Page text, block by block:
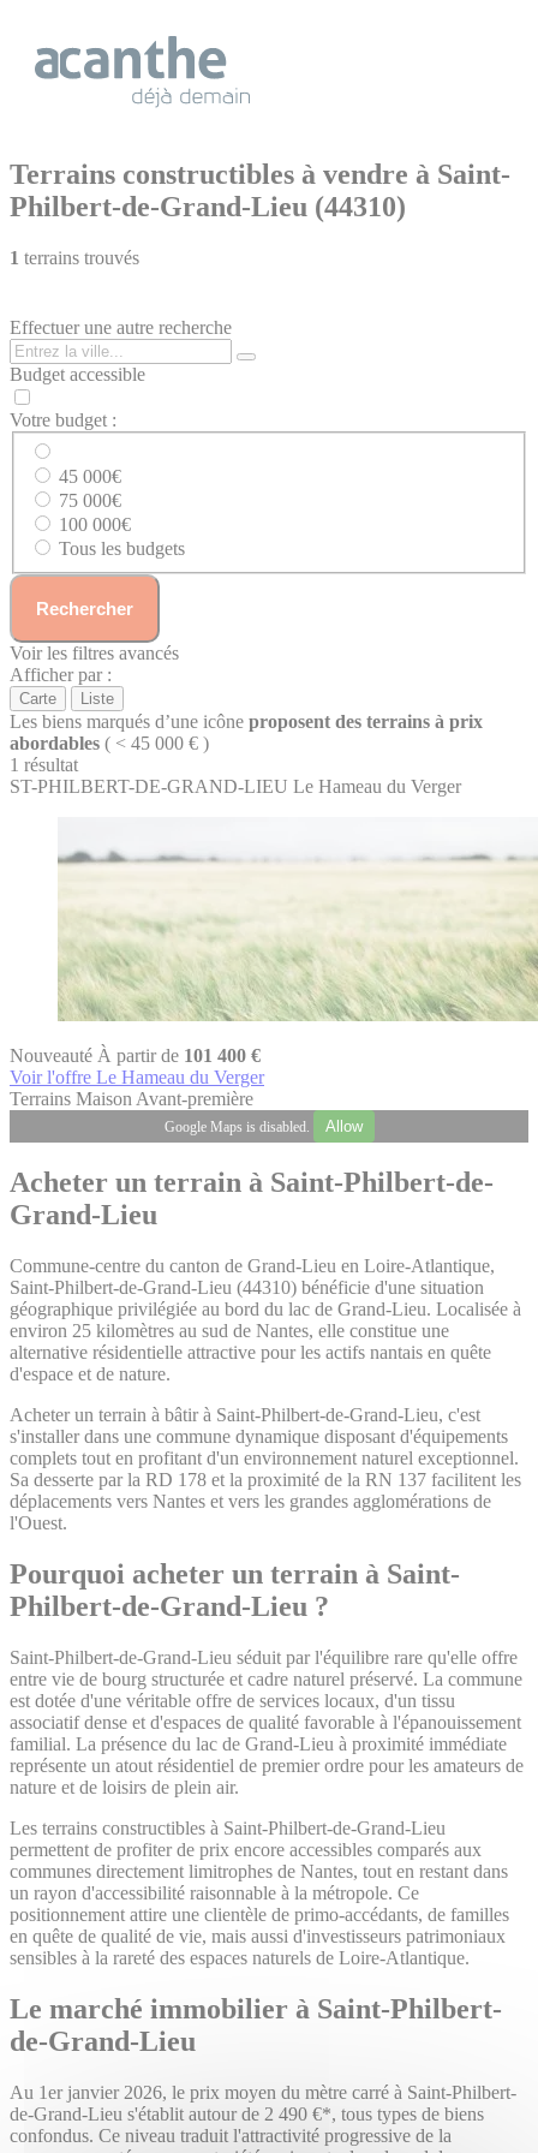
Terrains constructibles à vendre à Saint-
Philbert-de-Grand-Lieu (44310)
1 terrains trouvés
Effectuer une autre recherche
Budget accessible
Votre budget :
45 000€
75 000€
100 000€
Tous les budgets
Rechercher
Voir les filtres avancés
Afficher par :
Carte Liste
Les biens marqués d’une icône proposent des terrains à prix
abordables ( < 45 000 € )
1 résultat
ST-PHILBERT-DE-GRAND-LIEU Le Hameau du Verger
Nouveauté À partir de 101 400 €
Voir l'offre Le Hameau du Verger
Terrains MaisonAvant-première
Google Maps is disabled. Allow
Acheter un terrain à Saint-Philbert-de-
Grand-Lieu
Commune-centre du canton de Grand-Lieu en Loire-Atlantique,
Saint-Philbert-de-Grand-Lieu (44310) bénéficie d'une situation
géographique privilégiée au bord du lac de Grand-Lieu. Localisée à
environ 25 kilomètres au sud de Nantes, elle constitue une
alternative résidentielle attractive pour les actifs nantais en quête
d'espace et de nature.
Acheter un terrain à bâtir à Saint-Philbert-de-Grand-Lieu, c'est
s'installer dans une commune dynamique disposant d'équipements
complets tout en profitant d'un environnement naturel exceptionnel.
Sa desserte par la RD 178 et la proximité de la RN 137 facilitent les
déplacements vers Nantes et vers les grandes agglomérations de
l'Ouest.
Pourquoi acheter un terrain à Saint-
Philbert-de-Grand-Lieu ?
Saint-Philbert-de-Grand-Lieu séduit par l'équilibre rare qu'elle offre
entre vie de bourg structurée et cadre naturel préservé. La commune
est dotée d'une véritable offre de services locaux, d'un tissu
associatif dense et d'espaces de qualité favorable à l'épanouissement
familial. La présence du lac de Grand-Lieu à proximité immédiate
représente un atout résidentiel de premier ordre pour les amateurs de
nature et de loisirs de plein air.
Les terrains constructibles à Saint-Philbert-de-Grand-Lieu
permettent de profiter de prix encore accessibles comparés aux
communes directement limitrophes de Nantes, tout en restant dans
un rayon d'accessibilité raisonnable à la métropole. Ce
positionnement attire une clientèle de primo-accédants, de familles
en quête de qualité de vie, mais aussi d'investisseurs patrimoniaux
sensibles à la rareté des espaces naturels de Loire-Atlantique.
Le marché immobilier à Saint-Philbert-
de-Grand-Lieu
Au 1er janvier 2026, le prix moyen du mètre carré à Saint-Philbert-
de-Grand-Lieu s'établit autour de 2 490 €*, tous types de biens
confondus. Ce niveau traduit l'attractivité progressive de la